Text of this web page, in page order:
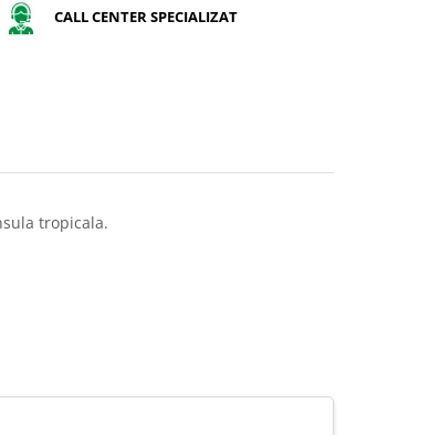
CALL CENTER SPECIALIZAT
tropicala.